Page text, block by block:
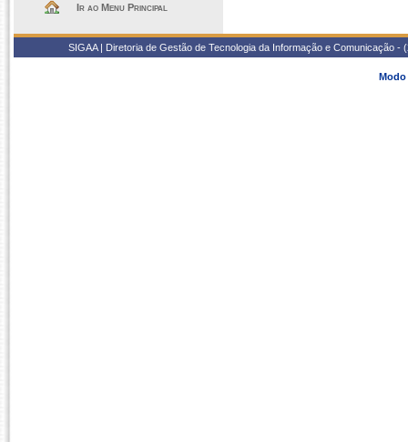
Ir ao Menu Principal
SIGAA | Diretoria de Gestão de Tecnologia da Informação e
Modo